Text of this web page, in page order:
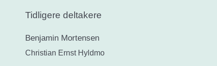
Tidligere deltakere
Benjamin Mortensen
Christian Ernst Hyldmo